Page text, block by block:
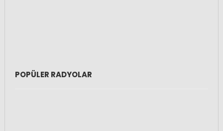
POPÜLER RADYOLAR